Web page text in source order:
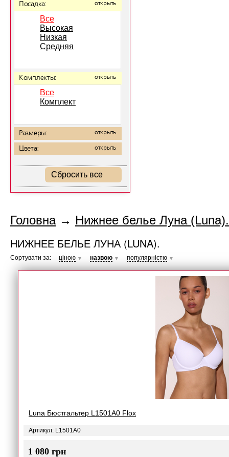
Посадка: открыть
Все
Высокая
Низкая
Средняя
Комплекты: открыть
Все
Комплект
Размеры: открыть
Цвета: открыть
Сбросить все
Головна→ Нижнее белье Луна (Luna).
НИЖНЕЕ БЕЛЬЕ ЛУНА (LUNA).
Сортувати за: ціною ▼ назвою ▼ популярністю ▼
Luna Бюстгальтер L1501A0 Flox
Артикул: L1501A0
1 080 грн